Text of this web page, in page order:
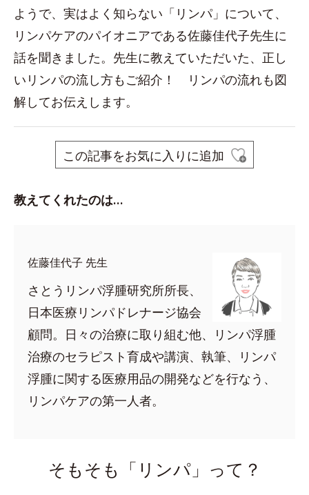
ようで、実はよく知らない「リンパ」について、
リンパケアのパイオニアである佐藤佳代子先生に
話を聞きました。先生に教えていただいた、正し
いリンパの流し方もご紹介！ リンパの流れも図
解してお伝えします。
この記事をお気に入りに追加
教えてくれたのは…
佐藤佳代子 先生
さとうリンパ浮腫研究所所長、
日本医療リンパドレナージ協会
顧問。日々の治療に取り組む他、リンパ浮腫
治療のセラピスト育成や講演、執筆、リンパ
浮腫に関する医療用品の開発などを行なう、
リンパケアの第一人者。
そもそも「リンパ」って？